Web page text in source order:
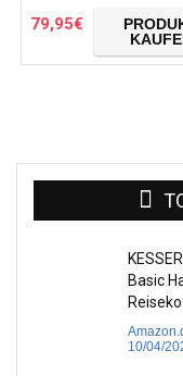
Doppelrollen um 360…
79,95€
Basic
10/04/